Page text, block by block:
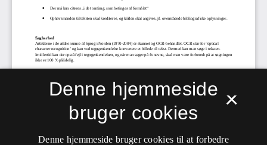
×
Denne hjemmeside
bruger cookies
Denne hjemmeside bruger cookies til at forbedre